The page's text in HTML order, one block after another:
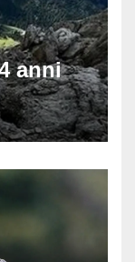
anni
sul